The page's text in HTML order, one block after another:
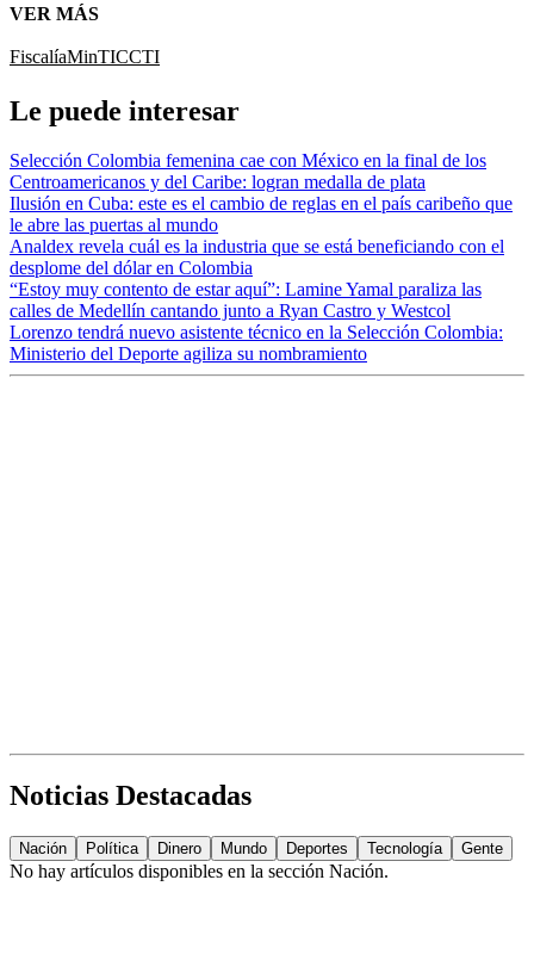
VER MÁS
FiscalíaMinTICCTI
Le puede interesar
Selección Colombia femenina cae con México en la final de los
Centroamericanos y del Caribe: logran medalla de plata
Ilusión en Cuba: este es el cambio de reglas en el país caribeño que
le abre las puertas al mundo
Analdex revela cuál es la industria que se está beneficiando con el
desplome del dólar en Colombia
“Estoy muy contento de estar aquí”: Lamine Yamal paraliza las
calles de Medellín cantando junto a Ryan Castro y Westcol
Lorenzo tendrá nuevo asistente técnico en la Selección Colombia:
Ministerio del Deporte agiliza su nombramiento
Noticias Destacadas
Nación Política Dinero Mundo Deportes Tecnología Gente
No hay artículos disponibles en la sección Nación.